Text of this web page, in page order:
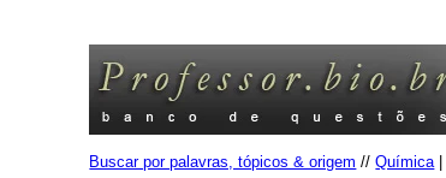
Buscar por palavras, tópicos & origem //Química|